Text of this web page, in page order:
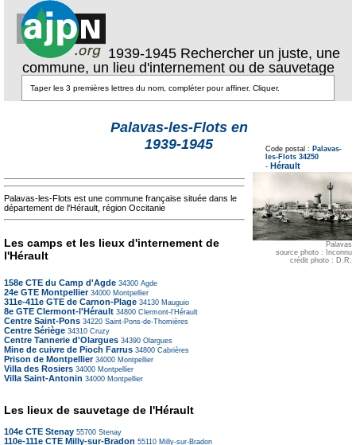
1939-1945 Rechercher un juste, une
commune, un lieu d'internement ou de sauvetage
Palavas-les-Flots en
1939-1945
Code postal : Palavas-
les-Flots 34250
- Hérault
Palavas
source photo : Inconnu
crédit photo : D.R.
Palavas-les-Flots est une commune française située dans le
département de l'Hérault, région Occitanie
Les camps et les lieux d'internement de
l'Hérault
158e CTE du Camp d'Agde 34300 Agde
24e GTE Montpellier 34000 Montpellier
311e-411e GTE de Carnon-Plage 34130 Mauguio
8e GTE Clermont-l'Hérault 34800 Clermont-l'Hérault
Centre Saint-Pons 34220 Saint-Pons-de-Thomières
Centre Sériège 34310 Cruzy
Centre Tannerie d'Olargues 34390 Olargues
Mine de cuivre de Pioch Farrus 34800 Cabrières
Prison de Montpellier 34000 Montpellier
Villa des Rosiers 34000 Montpellier
Villa Saint-Antonin 34000 Montpellier
Les lieux de sauvetage de l'Hérault
104e CTE Stenay 55700 Stenay
110e-111e CTE Milly-sur-Bradon 55110 Milly-sur-Bradon